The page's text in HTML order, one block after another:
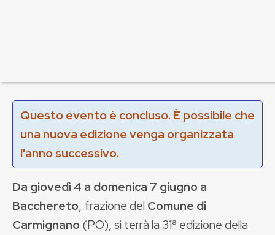
Questo evento è concluso. È possibile che
una nuova edizione venga organizzata
l'anno successivo.
Da giovedì 4 a domenica 7 giugno a
Bacchereto, frazione del Comune di
Carmignano(PO), si terrà la 31ª edizione della